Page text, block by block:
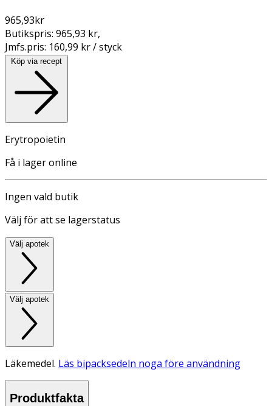
965,93kr
Butikspris: 965,93 kr,
Jmfs.pris: 160,99 kr / styck
Köp via recept
Erytropoietin
Få i lager online
Ingen vald butik
Välj för att se lagerstatus
Välj apotek
Välj apotek
Läkemedel. Läs bipacksedeln noga före användning
Produktfakta